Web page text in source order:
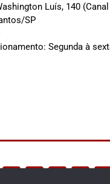
Luís, 140
SP
Segunda à